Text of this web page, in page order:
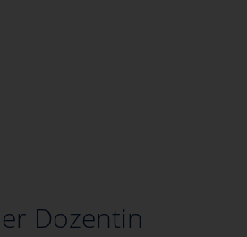
Dozentin